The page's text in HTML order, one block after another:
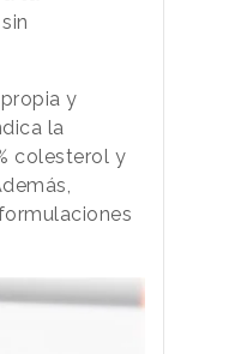
y
la
colesterol y